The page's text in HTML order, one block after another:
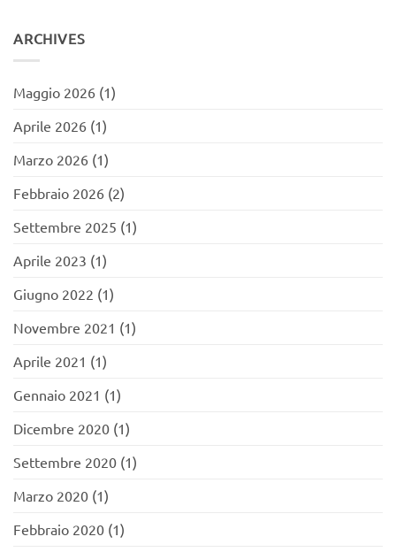
ARCHIVES
Maggio 2026 (1)
Aprile 2026 (1)
Marzo 2026 (1)
Febbraio 2026 (2)
Settembre 2025 (1)
Aprile 2023 (1)
Giugno 2022 (1)
Novembre 2021 (1)
Aprile 2021 (1)
Gennaio 2021 (1)
Dicembre 2020 (1)
Settembre 2020 (1)
Marzo 2020 (1)
Febbraio 2020 (1)